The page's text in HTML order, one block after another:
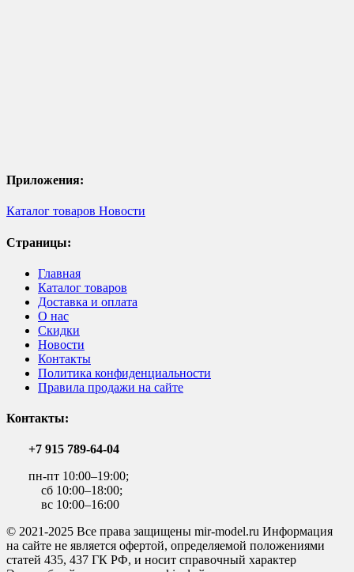
Приложения:
Каталог товаров Новости
Страницы:
Главная
Каталог товаров
Доставка и оплата
О нас
Скидки
Новости
Контакты
Политика конфиденциальности
Правила продажи на сайте
Контакты:
+7 915 789-64-04
пн-пт 10:00–19:00;
сб 10:00–18:00;
вс 10:00–16:00
© 2021-2025 Все права защищены mir-model.ru Информация
на сайте не является офертой, определяемой положениями
статей 435, 437 ГК РФ, и носит справочный характер